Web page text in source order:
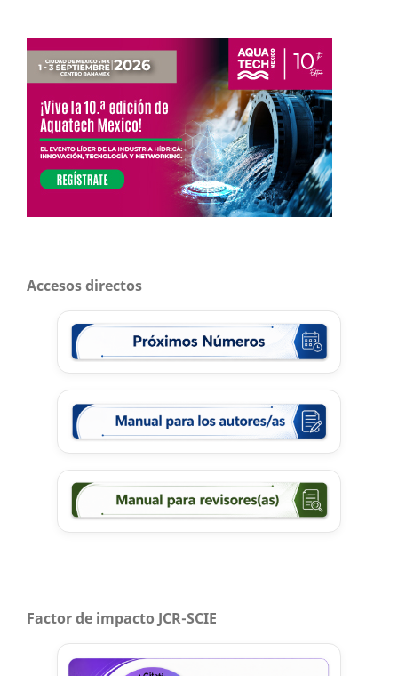
Accesos directos
Factor de impacto JCR-SCIE